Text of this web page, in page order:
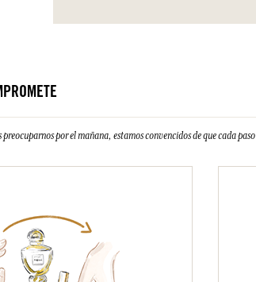
preocuparnos por el mañana, estamos convencidos de que cada